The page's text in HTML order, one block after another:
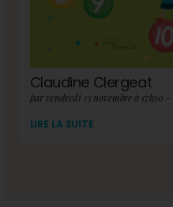
Claudine Clergeat
LIRE LA SUITE